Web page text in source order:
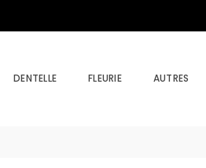
DENTELLE FLEURIE AUTRES